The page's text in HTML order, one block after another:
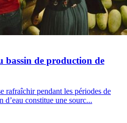
bassin de production de
rafraîchir pendant les périodes de
constitue une sourc...